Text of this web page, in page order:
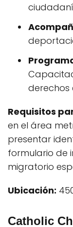
derechos
Requisitos
en el área
presentar
formulario de
migratorio
Ubicación:
Catholic